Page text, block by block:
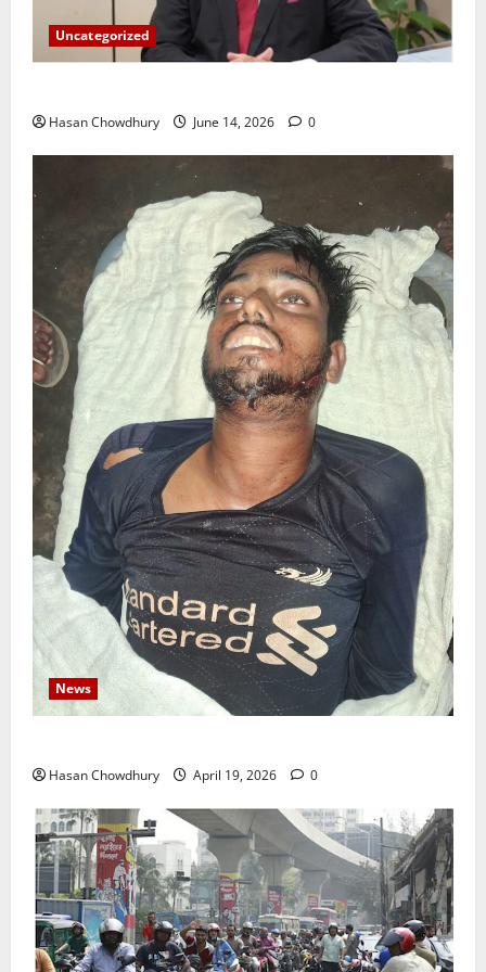
Uncategorized
Hasan Chowdhury June 14, 2026 0
News
Hasan Chowdhury April 19, 2026 0